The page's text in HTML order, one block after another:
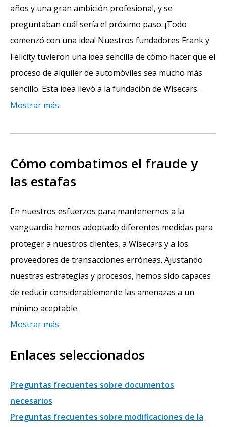
años y una gran ambición profesional, y se
preguntaban cuál sería el próximo paso. ¡Todo
comenzó con una idea! Nuestros fundadores Frank y
Felicity tuvieron una idea sencilla de cómo hacer que el
proceso de alquiler de automóviles sea mucho más
sencillo. Esta idea llevó a la fundación de Wisecars.
Mostrar más
Cómo combatimos el fraude y
las estafas
En nuestros esfuerzos para mantenernos a la
vanguardia hemos adoptado diferentes medidas para
proteger a nuestros clientes, a Wisecars y a los
proveedores de transacciones erróneas. Ajustando
nuestras estrategias y procesos, hemos sido capaces
de reducir considerablemente las amenazas a un
mínimo aceptable.
Mostrar más
Enlaces seleccionados
Preguntas frecuentes sobre documentos
necesarios
Preguntas frecuentes sobre modificaciones de la